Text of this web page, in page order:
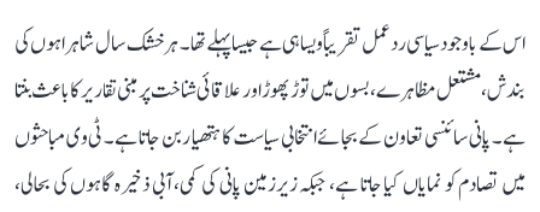
اس کے باوجود سیاسی ردعمل تقریباً ویسا ہی ہے جیسا پہلے تھا۔ ہر خشک سال شاہراہوں کی
بندش، مشتعل مظاہرے، بسوں میں توڑ پھوڑ اور علاقائی شناخت پر مبنی تقاریر کا باعث بنتا
ہے۔ پانی سائنسی تعاون کے بجائے انتخابی سیاست کا ہتھیار بن جاتا ہے۔ ٹی وی مباحثوں
میں تصادم کو نمایاں کیا جاتا ہے، جبکہ زیرزمین پانی کی کمی، آبی ذخیرہ گاہوں کی بحالی،